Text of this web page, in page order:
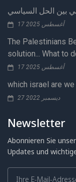
بين الحل السياسي
17 أغسطس 2025
The Palestinians
solution... What to
17 أغسطس 2025
which israel are
27 ديسمبر 2022
Newsletter
Abonnieren Sie
Updates und